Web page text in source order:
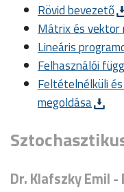
Rövid bevezető
Mátrix és vektor
Lineáris
Felhasználói
Feltételnélküli
megoldása
Dr. Klafszky Emil -